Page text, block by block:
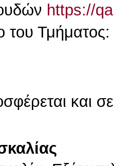
https://
του Τμήματος:
και